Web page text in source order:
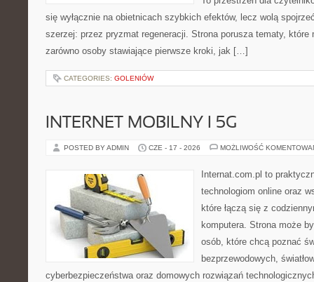
się wyłącznie na obietnicach szybkich efektów, lecz wolą
szerzej: przez pryzmat regeneracji. Strona porusza tematy, które
zarówno osoby stawiające pierwsze kroki, jak […]
CATEGORIES: GOLENIÓW
INTERNET MOBILNY I 5G
POSTED BY ADMIN CZE - 17 - 2026 MOŻLIWOŚĆ
Internat.com.pl to
technologiom online oraz
które łączą się z
komputera. Strona może
osób, które chcą poznać
bezprzewodowych,
cyberbezpieczeństwa oraz domowych rozwiązań